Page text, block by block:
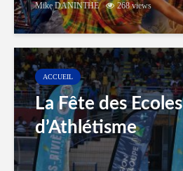
Mike DANINTHE 268 views
ACCUEIL
La Fête des Ecoles
d’Athlétisme